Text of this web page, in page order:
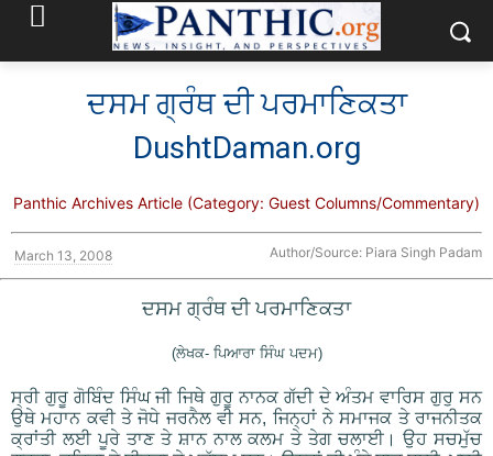
ਦਸਮ ਗ੍ਰੰਥ ਦੀ ਪਰਮਾਣਿਕਤਾ
DushtDaman.org
Panthic Archives Article (Category: Guest Columns/Commentary)
March 13, 2008 Author/Source: Piara Singh Padam
ਦਸਮ ਗ੍ਰੰਥ ਦੀ ਪਰਮਾਣਿਕਤਾ
(ਲੇਖਕ- ਪਿਆਰਾ ਸਿੰਘ ਪਦਮ)
ਸ੍ਰੀ ਗੁਰੂ ਗੋਬਿੰਦ ਸਿੰਘ ਜੀ ਜਿਥੇ ਗੁਰੂ ਨਾਨਕ ਗੱਦੀ ਦੇ ਅੰਤਮ ਵਾਰਿਸ ਗੁਰੁ ਸਨ
ਉਥੇ ਮਹਾਨ ਕਵੀ ਤੇ ਜੋਧੇ ਜਰਨੈਲ ਵੀ ਸਨ, ਜਿਨ੍ਹਾਂ ਨੇ ਸਮਾਜਕ ਤੇ ਰਾਜਨੀਤਕ
ਕ੍ਰਾਂਤੀ ਲਈ ਪੂਰੇ ਤਾਣ ਤੇ ਸ਼ਾਨ ਨਾਲ ਕਲਮ ਤੇ ਤੇਗ ਚਲਾਈ। ਉਹ ਸਚਮੁੱਚ